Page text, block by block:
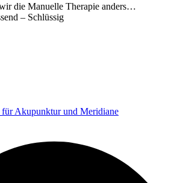
die Manuelle Therapie anders…
– Schlüssig
Akupunktur und Meridiane